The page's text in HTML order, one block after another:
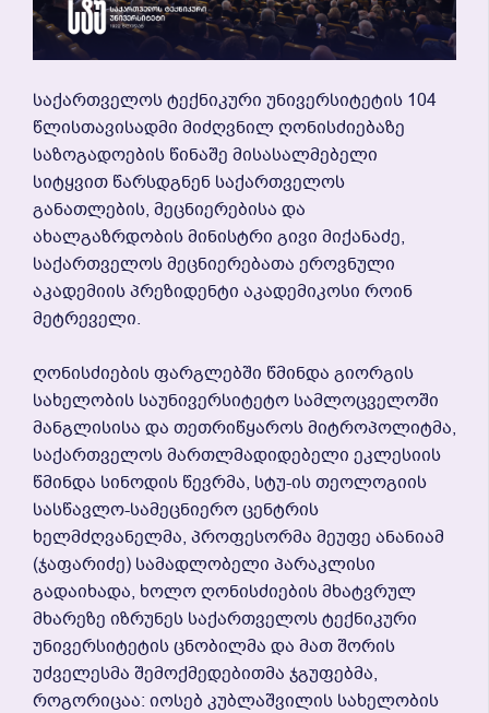
Საქართველოს Ტექნიკური Უნივერსიტეტის 104
Წლისთავისადმი Მიძღვნილ Ღონისძიებაზე
Საზოგადოების Წინაშე Მისასალმებელი
Სიტყვით Წარსდგნენ Საქართველოს
Განათლების, Მეცნიერებისა Და
Ახალგაზრდობის Მინისტრი Გივი Მიქანაძე,
Საქართველოს Მეცნიერებათა Ეროვნული
Აკადემიის Პრეზიდენტი Აკადემიკოსი Როინ
Მეტრეველი.
Ღონისძიების Ფარგლებში Წმინდა Გიორგის
Სახელობის Საუნივერსიტეტო Სამლოცველოში
Მანგლისისა Და Თეთრიწყაროს Მიტროპოლიტმა,
Საქართველოს Მართლმადიდებელი Ეკლესიის
Წმინდა Სინოდის Წევრმა, Სტუ-Ის Თეოლოგიის
Სასწავლო-Სამეცნიერო Ცენტრის
Ხელმძღვანელმა, Პროფესორმა Მეუფე Ანანიამ
(ჯაფარიძე) Სამადლობელი Პარაკლისი
Გადაიხადა, Ხოლო Ღონისძიების Მხატვრულ
Მხარეზე Იზრუნეს Საქართველოს Ტექნიკური
Უნივერსიტეტის Ცნობილმა Და Მათ Შორის
Უძველესმა Შემოქმედებითმა Ჯგუფებმა,
Როგორიცაა: Იოსებ Კუბლაშვილის Სახელობის